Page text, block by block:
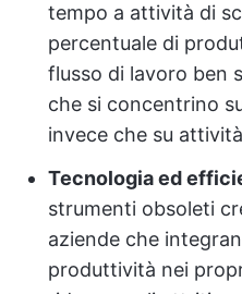
tempo a attività di
percentuale di
flusso di lavoro ben
che si concentrino
invece che su
Tecnologia ed
strumenti obsoleti
aziende che
produttività nei